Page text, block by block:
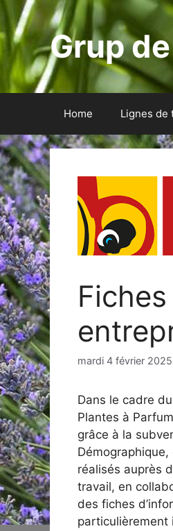
Aller
contenu
Grup
Home Lignes de
mardi 4 février 2025
Dans le cadre
Plantes à
grâce à la
réalisés auprès
travail, en
des fiches
particulièrement